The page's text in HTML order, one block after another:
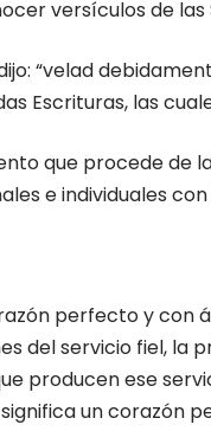
versículos de
“velad
Escrituras, las
que procede de
e individuales
perfecto y con
del servicio fiel, la
producen ese
significa un corazón